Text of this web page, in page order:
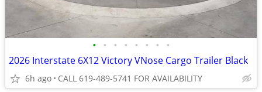
• • • • • • • •
2026 Interstate 6X12 Victory VNose Cargo Trailer Black
6h ago CALL 619-489-5741 FOR AVAILABILITY